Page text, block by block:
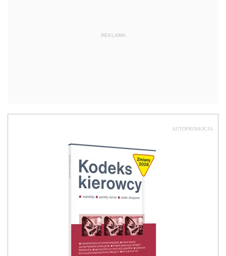
REKLAMA
AUTOPROMOCJA